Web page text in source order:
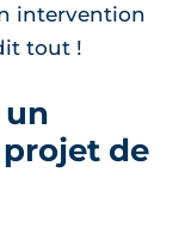
intervention
tout !
un
de